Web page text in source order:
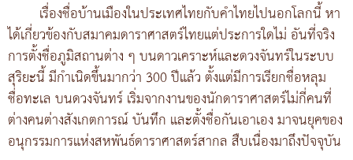
เรื่องชื่อบ้านเมืองในประเทศไทยกับคำไทยไปนอกโลกนี้ หา
ได้เกี่ยวข้องกับสมาคมดาราศาสตร์ไทยแต่ประการใดไม่ อันที่จริง
การตั้งชื่อภูมิสถานต่าง ๆ บนดาวเคราะห์และดวงจันทร์ในระบบ
สุริยะนี้ มีกำเนิดขึ้นมากว่า 300 ปีแล้ว ตั้งแต่มีการเรียกชื่อหลุม
ชื่อทะเล บนดวงจันทร์ เริ่มจากงานของนักดาราศาสตร์ไม่กี่คนที่
ต่างคนต่างสังเกตการณ์ บันทึก และตั้งชื่อกันเอาเอง มาจนยุคของ
อนุกรรมการแห่งสหพันธ์ดาราศาสตร์สากล สืบเนื่องมาถึงปัจจุบัน